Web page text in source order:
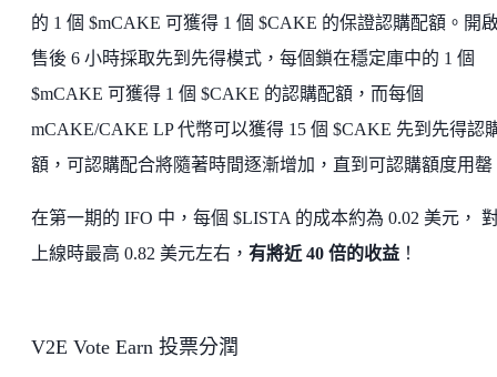
的 1 個 $mCAKE 可獲得 1 個 $CAKE 的保證認購配額。開
售後 6 小時採取先到先得模式，每個鎖在穩定庫中的 1 個
$mCAKE 可獲得 1 個 $CAKE 的認購配額，而每個
mCAKE/CAKE LP 代幣可以獲得 15 個 $CAKE 先到先得認
額，可認購配合將隨著時間逐漸增加，直到可認購額度用罄
在第一期的 IFO 中，每個 $LISTA 的成本約為 0.02 美元，
上線時最高 0.82 美元左右， 有將近 40 倍的收益 ！
V2E Vote Earn 投票分潤